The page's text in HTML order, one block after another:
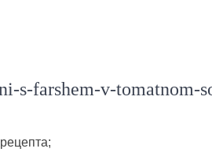
s-farshem-v-tomatnom-
;